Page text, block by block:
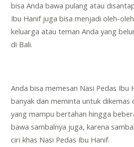
bisa Anda bawa pulang atau
Ibu Hanif juga bisa menjadi oleh-
keluarga atau teman Anda yang
di Bali.
Anda bisa memesan Nasi Pedas Ibu
banyak dan meminta untuk
yang mampu bertahan hingga
bawa sambalnya juga, karena
ciri khas Nasi Pedas Ibu Hanif.